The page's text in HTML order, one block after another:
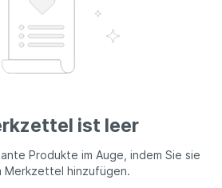
ist leer
Produkte im Auge, indem Sie sie
Merkzettel hinzufügen.